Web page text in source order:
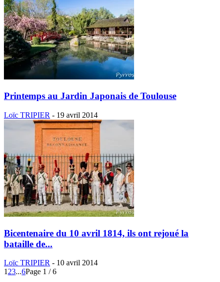
Printemps au Jardin Japonais de Toulouse
Loïc TRIPIER - 19 avril 2014
Bicentenaire du 10 avril 1814, ils ont rejoué la
bataille de...
Loïc TRIPIER - 10 avril 2014
1 23...6Page 1 / 6